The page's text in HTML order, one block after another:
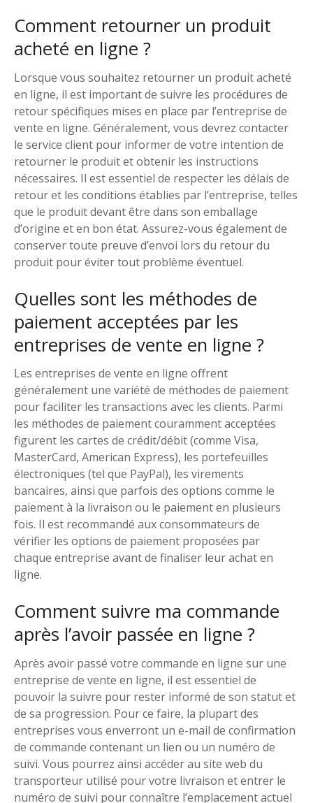
Comment retourner un produit
acheté en ligne ?
Lorsque vous souhaitez retourner un produit acheté
en ligne, il est important de suivre les procédures de
retour spécifiques mises en place par l’entreprise de
vente en ligne. Généralement, vous devrez contacter
le service client pour informer de votre intention de
retourner le produit et obtenir les instructions
nécessaires. Il est essentiel de respecter les délais de
retour et les conditions établies par l’entreprise, telles
que le produit devant être dans son emballage
d’origine et en bon état. Assurez-vous également de
conserver toute preuve d’envoi lors du retour du
produit pour éviter tout problème éventuel.
Quelles sont les méthodes de
paiement acceptées par les
entreprises de vente en ligne ?
Les entreprises de vente en ligne offrent
généralement une variété de méthodes de paiement
pour faciliter les transactions avec les clients. Parmi
les méthodes de paiement couramment acceptées
figurent les cartes de crédit/débit (comme Visa,
MasterCard, American Express), les portefeuilles
électroniques (tel que PayPal), les virements
bancaires, ainsi que parfois des options comme le
paiement à la livraison ou le paiement en plusieurs
fois. Il est recommandé aux consommateurs de
vérifier les options de paiement proposées par
chaque entreprise avant de finaliser leur achat en
ligne.
Comment suivre ma commande
après l’avoir passée en ligne ?
Après avoir passé votre commande en ligne sur une
entreprise de vente en ligne, il est essentiel de
pouvoir la suivre pour rester informé de son statut et
de sa progression. Pour ce faire, la plupart des
entreprises vous enverront un e-mail de confirmation
de commande contenant un lien ou un numéro de
suivi. Vous pourrez ainsi accéder au site web du
transporteur utilisé pour votre livraison et entrer le
numéro de suivi pour connaître l’emplacement actuel